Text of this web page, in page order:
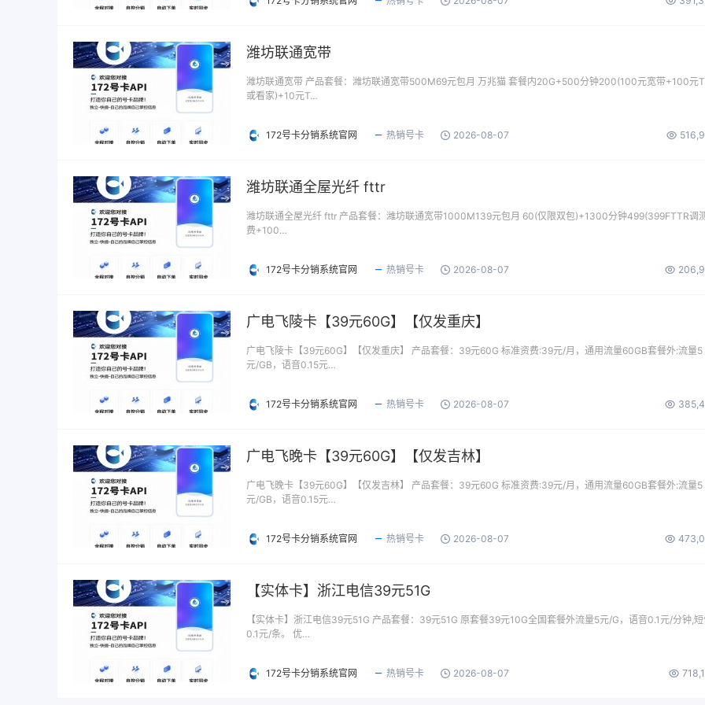
潍坊联通宽带
潍坊联通宽带 产品套餐：潍坊联通宽带500M69元包月 万兆猫 套餐内20G+500分钟200(100元宽带+100元
或看家)+10元T…
172号卡分销系统官网 热销号卡 2026-08-07
潍坊联通全屋光纤 fttr
潍坊联通全屋光纤 fttr 产品套餐：潍坊联通宽带1000M139元包月 60(仅限双包)+1300分钟499(399FTTR调
费+100…
172号卡分销系统官网 热销号卡 2026-08-07
广电飞陵卡【39元60G】【仅发重庆】
广电飞陵卡【39元60G】【仅发重庆】 产品套餐：39元60G 标准资费:39元/月，通用流量60GB套餐外:流量5
元/GB，语音0.15元…
172号卡分销系统官网 热销号卡 2026-08-07
广电飞晚卡【39元60G】【仅发吉林】
广电飞晚卡【39元60G】【仅发吉林】 产品套餐：39元60G 标准资费:39元/月，通用流量60GB套餐外:流量5
元/GB，语音0.15元…
172号卡分销系统官网 热销号卡 2026-08-07
【实体卡】浙江电信39元51G
【实体卡】浙江电信39元51G 产品套餐：39元51G 原套餐39元10G全国套餐外流量5元/G，语音0.1元/分钟,
0.1元/条。 优…
172号卡分销系统官网 热销号卡 2026-08-07